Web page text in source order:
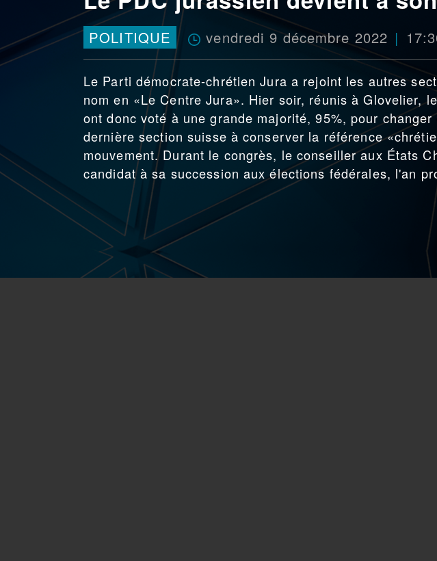
POLITIQUE vendredi 9 décembre 2022
Le Parti démocrate-chrétien Jura a rejoint les autres
nom en «Le Centre Jura». Hier soir, réunis à Glovelier,
ont donc voté à une grande majorité, 95%, pour
dernière section suisse à conserver la référence
mouvement. Durant le congrès, le conseiller aux États
candidat à sa succession aux élections fédérales, l'an